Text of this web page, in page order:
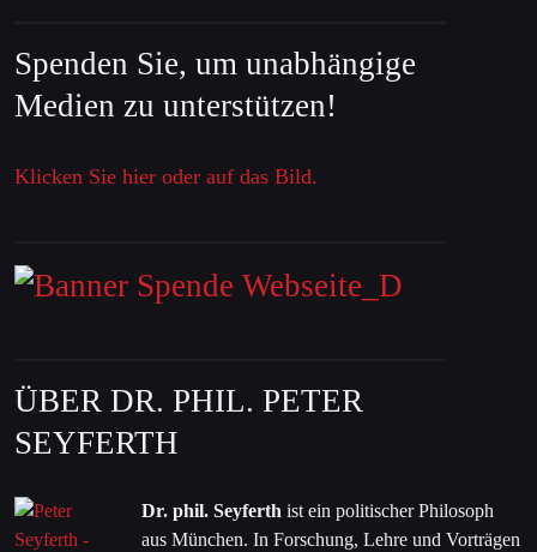
Spenden Sie, um unabhängige
Medien zu unterstützen!
Klicken Sie hier oder auf das Bild.
ÜBER DR. PHIL. PETER
SEYFERTH
Dr. phil. Seyferth ist ein politischer Philosoph
aus München. In Forschung, Lehre und Vorträgen